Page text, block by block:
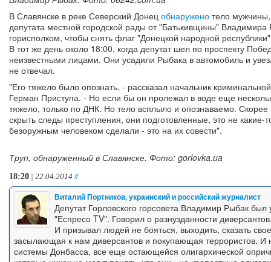
В Славянске в реке Северский Донец обнаружено тело
депутата местной городской рады от "Батькивщины"
горисполком, чтобы снять флаг "Донецкой народной
В тот же день около 18:00, когда депутат шел по проспекту
неизвестными лицами. Они усадили Рыбака в автомобиль и
не отвечал.
"Его тяжело было опознать, - рассказал начальник
Герман Приступа. - Но если бы он пролежал в воде еще
тяжело, только по ДНК. Но тело всплыло и опознаваемо.
скрыть следы преступления, они подготовленные, это не
безоружным человеком сделали - это на их совести".
Труп, обнаруженный в Славянске. Фото: gorlovka.ua
18:20 | 22.04.2014 #
Виталий Портников, украинский и российский журналист
Депутат Горловского горсовета Владимир Рыбак
"Еспресо TV". Говорил о разнузданности
И призывал людей не бояться, выходить, сказать
засылающая к нам диверсантов и покупающая террористов. И
системы Донбасса, все еще остающейся олигархической